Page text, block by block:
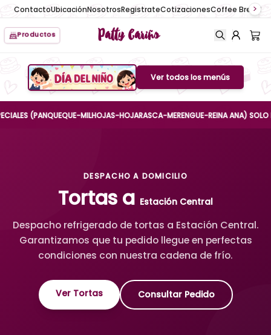
ContactoUbicaciónNosotrosRegistrateCotizacionesCoffee Break
Productos Patty Cariño
Boton de menu
Ver todos los menús
(PANQUEQUE-MILHOJAS-HOJARASCA-MERENGUE-REINA ANA) SOLO
DESPACHO A DOMICILIO
Tortas a Estación Central
Despacho refrigerado de tortas a Estación Central.
Garantizamos que tu pedido llegue en perfectas
condiciones con nuestra cadena de frío.
Ver Tortas Consultar Pedido